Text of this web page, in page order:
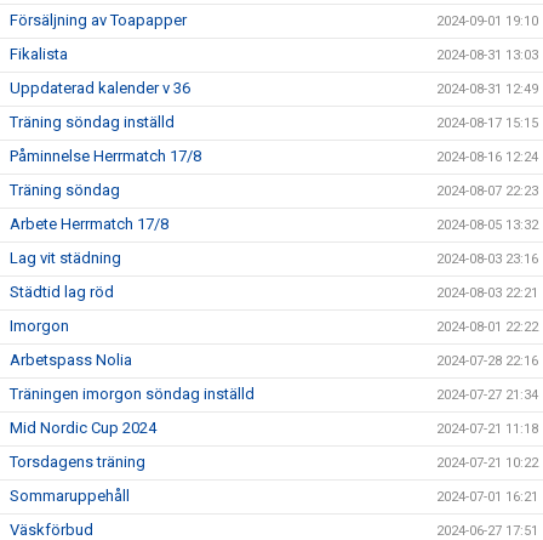
Försäljning av Toapapper 2024-09-01 19:10
Fikalista 2024-08-31 13:03
Uppdaterad kalender v 36 2024-08-31 12:49
Träning söndag inställd 2024-08-17 15:15
Påminnelse Herrmatch 17/8 2024-08-16 12:24
Träning söndag 2024-08-07 22:23
Arbete Herrmatch 17/8 2024-08-05 13:32
Lag vit städning 2024-08-03 23:16
Städtid lag röd 2024-08-03 22:21
Imorgon 2024-08-01 22:22
Arbetspass Nolia 2024-07-28 22:16
Träningen imorgon söndag inställd 2024-07-27 21:34
Mid Nordic Cup 2024 2024-07-21 11:18
Torsdagens träning 2024-07-21 10:22
Sommaruppehåll 2024-07-01 16:21
Väskförbud 2024-06-27 17:51